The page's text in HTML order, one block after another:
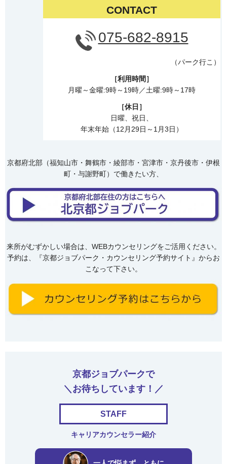
CONTACT
075-682-8915
（パーク行こ）
［利用時間］
月曜～金曜:9時～19時／土曜:9時～17時
［休日］
日曜、祝日、
年末年始（12月29日～1月3日）
京都府北部（福知山市・舞鶴市・綾部市・宮津市・京丹後市・伊根
町・与謝野町）で働きたい方、
来所がむずかしい場合は、WEBカウンセリングをご活用ください。
予約は、『京都ジョブパーク・カウンセリング予約サイト』からお
こなって下さい。
京都ジョブパークで
＼お待ちしています！／
STAFF
キャリアカウンセラー紹介